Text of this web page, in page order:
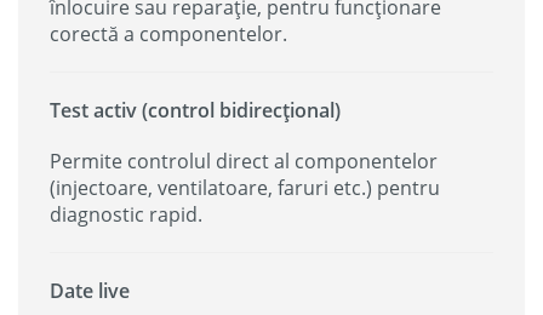
înlocuire sau reparație, pentru funcționare
corectă a componentelor.
Test activ (control bidirecțional)
Permite controlul direct al componentelor
(injectoare, ventilatoare, faruri etc.) pentru
diagnostic rapid.
Date live